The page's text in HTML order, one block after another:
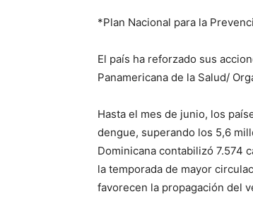
*Plan Nacional para la
El país ha reforzado sus
Panamericana de la Salud/
Hasta el mes de junio, los
dengue, superando los 5,6
Dominicana contabilizó 7.574
la temporada de mayor
favorecen la propagación del